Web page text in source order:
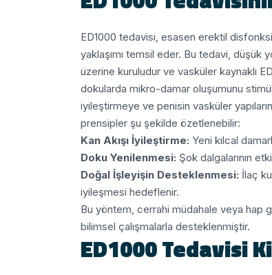
ED1000 tedavisi, esasen erektil
yaklaşımı temsil eder. Bu tedavi,
üzerine kuruludur ve vasküler kaynaklı
dokularda mikro-damar oluşumunu
iyileştirmeye ve penisin vasküler
prensipler şu şekilde özetlenebilir:
Kan Akışı İyileştirme: Yeni kılcal
Doku Yenilenmesi: Şok dalgalarının
Doğal İşleyişin Desteklenmesi: İlaç
iyileşmesi hedeflenir.
Bu yöntem, cerrahi müdahale veya hap
bilimsel çalışmalarla desteklenmiştir.
ED1000 Tedavisi